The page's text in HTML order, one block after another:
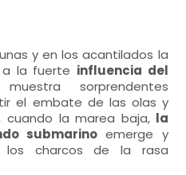
y en los acantilados la
la fuerte influencia del
sorprendentes
el embate de las olas y
cuando la marea baja,la
submarino emerge y
charcos de la rasa